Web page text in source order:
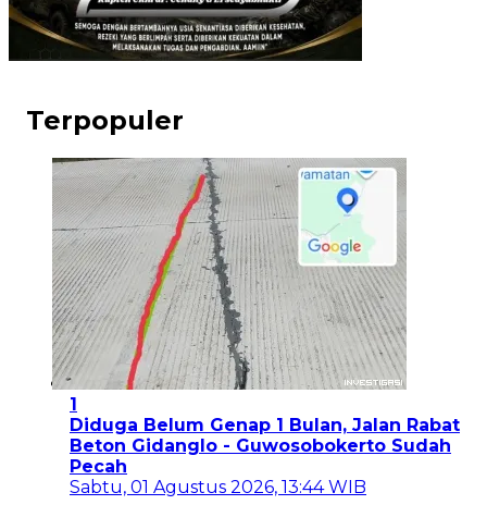
Terpopuler
1
Diduga Belum Genap 1 Bulan, Jalan Rabat
Beton Gidanglo - Guwosobokerto Sudah
Pecah
Sabtu, 01 Agustus 2026, 13:44 WIB